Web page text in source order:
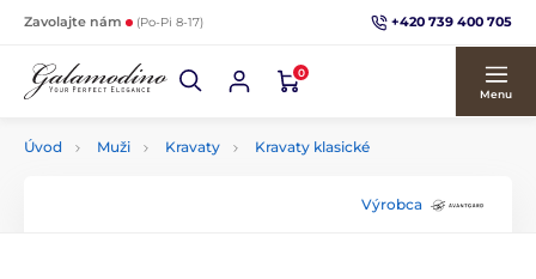
Zavolajte nám (Po-Pi 8-17) +420 739 400 705
0
Menu
Úvod Muži Kravaty Kravaty klasické
Výrobca